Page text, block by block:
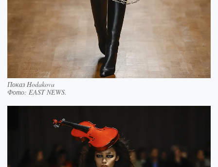
Показ Hodakova
Фото: EAST NEWS.